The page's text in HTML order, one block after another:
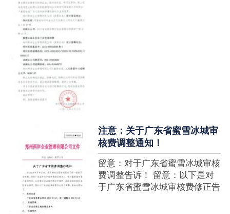
注意：关于广东省蜜雪冰城审
核费调整通知！
留意：对于广东省蜜雪冰城审核
费调整告诉！ 留意：以下是对
于广东省蜜雪冰城审核费修正告